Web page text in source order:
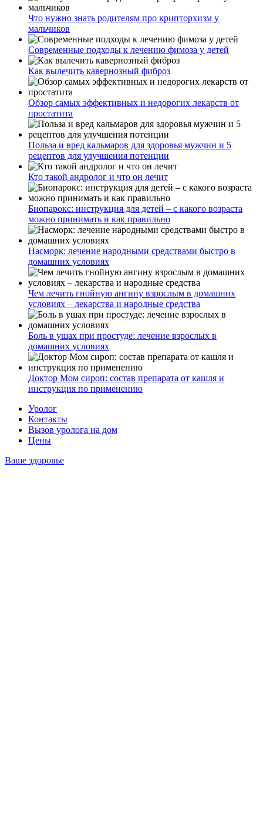
Что нужно знать родителям про крипторхизм у
мальчиков
Современные подходы к лечению фимоза у детей
Как вылечить кавернозный фиброз
Обзор самых эффективных и недорогих лекарств от
простатита
Польза и вред кальмаров для здоровья мужчин и 5
рецептов для улучшения потенции
Кто такой андролог и что он лечит
Биопарокс: инструкция для детей – с какого возраста
можно принимать и как правильно
Насморк: лечение народными средствами быстро в
домашних условиях
Чем лечить гнойную ангину взрослым в домашних
условиях – лекарства и народные средства
Боль в ушах при простуде: лечение взрослых в
домашних условиях
Доктор Мом сироп: состав препарата от кашля и
инструкция по применению
Уролог
Контакты
Вызов уролога на дом
Цены
Ваше здоровье